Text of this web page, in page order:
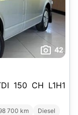
42
150 CH L1H1
700 km
Diesel